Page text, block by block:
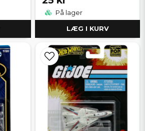
På lager
LÆG I KURV